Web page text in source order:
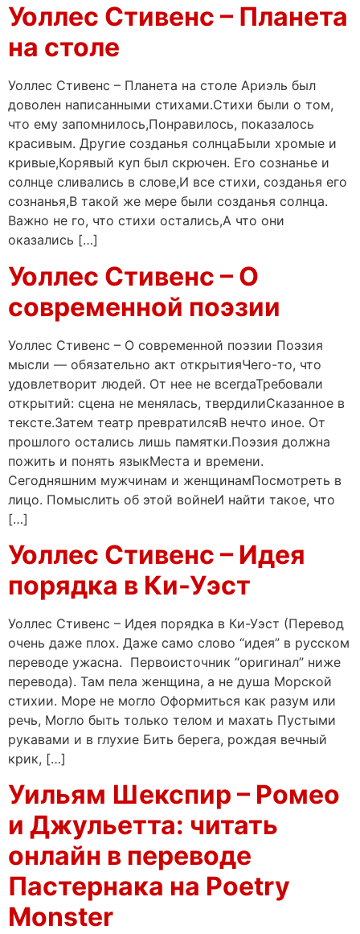
Уоллес Стивенс – Планета
на столе
Уоллес Стивенс – Планета на столе Ариэль был
доволен написанными стихами.Стихи были о том,
что ему запомнилось,Понравилось, показалось
красивым. Другие созданья солнцаБыли хромые и
кривые,Корявый куп был скрючен. Его сознанье и
солнце сливались в слове,И все стихи, созданья его
сознанья,В такой же мере были созданья солнца.
Важно не го, что стихи остались,А что они
оказались […]
Уоллес Стивенс – О
современной поэзии
Уоллес Стивенс – О современной поэзии Поэзия
мысли — обязательно акт открытияЧего-то, что
удовлетворит людей. От нее не всегдаТребовали
открытий: сцена не менялась, твердилиСказанное в
тексте.Затем театр превратилсяВ нечто иное. От
прошлого остались лишь памятки.Поэзия должна
пожить и понять языкМеста и времени.
Сегодняшним мужчинам и женщинамПосмотреть в
лицо. Помыслить об этой войнеИ найти такое, что
[…]
Уоллес Стивенс – Идея
порядка в Ки-Уэст
Уоллес Стивенс – Идея порядка в Ки-Уэст (Перевод
очень даже плох. Даже само слово “идея” в русском
переводе ужасна. Первоисточник “оригинал” ниже
перевода). Там пела женщина, а не душа Морской
стихии. Море не могло Оформиться как разум или
речь, Могло быть только телом и махать Пустыми
рукавами и в глухие Бить берега, рождая вечный
крик, […]
Уильям Шекспир – Ромео
и Джульетта: читать
онлайн в переводе
Пастернака на Poetry
Monster